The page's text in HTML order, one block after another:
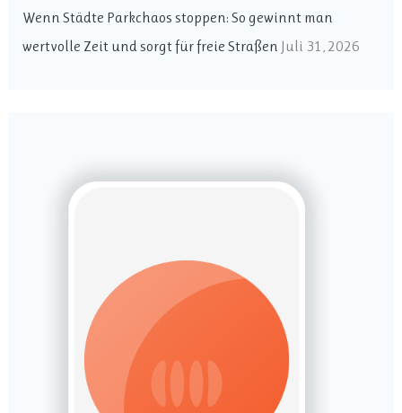
h
:
Wenn Städte Parkchaos stoppen: So gewinnt man
wertvolle Zeit und sorgt für freie Straßen Juli 31, 2026